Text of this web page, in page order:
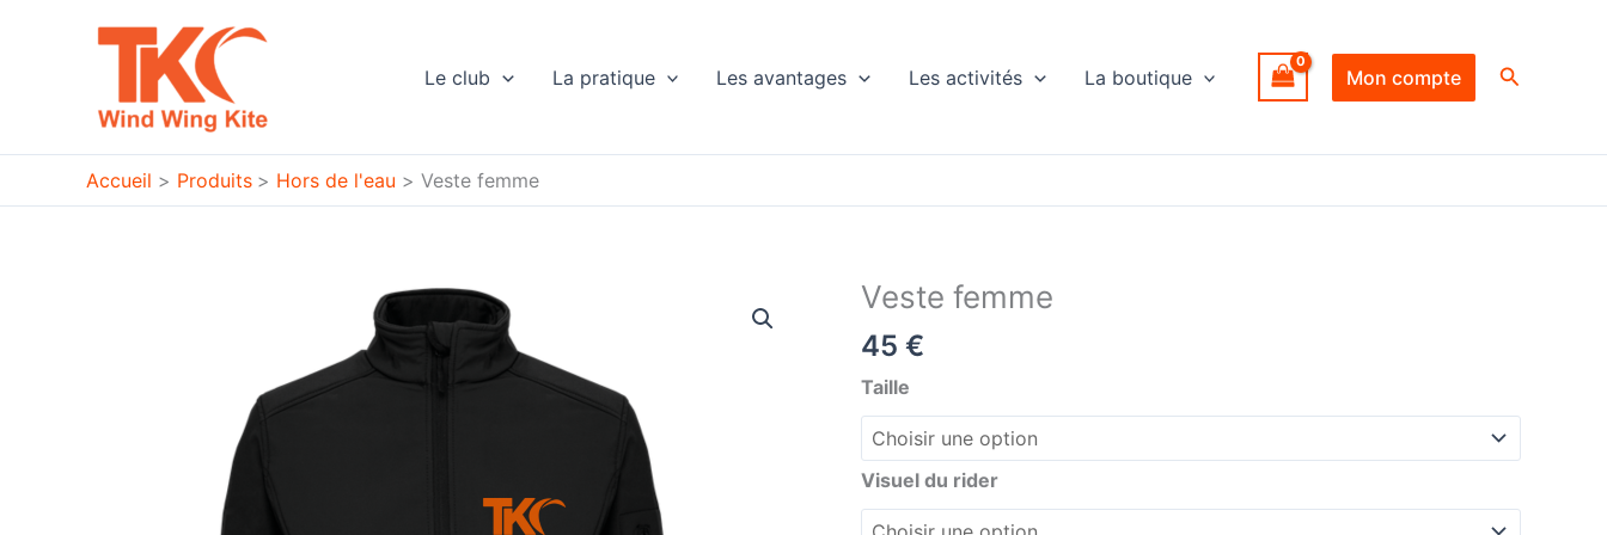
Le club La pratique Les avantages Les activités La boutique Mon compte
Accueil Produits Hors de l'eau Veste femme
Veste femme
45 €
Taille
Visuel du rider
quantité
Veste
femme